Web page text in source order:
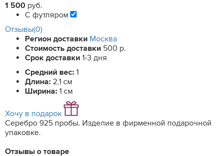
1 500 руб.
С футляром
Отзывы(0)
Регион доставки Москва
Стоимость доставки 500 р.
Срок доставки 1-3 дня
Средний вес: 1
Длина: 2,1 см
Ширина: 1 см
Хочу в подарок
Серебро 925 пробы. Изделие в фирменной подарочной
упаковке.
Отзывы о товаре